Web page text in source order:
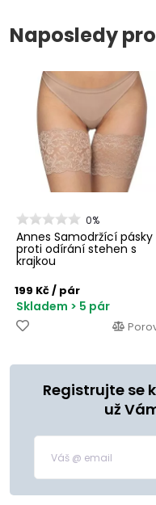
Naposledy
0%
Annes Samodržící pásky
proti odírání stehen s
krajkou
199 Kč/ pár
Skladem > 5 pár
Registrujte se
už